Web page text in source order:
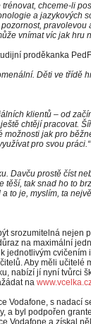
chceme-li
a jazykových
pravolevou
vnímat víc jak hru
proděkanka
Děti ve třídě
klientů – od
chtějí pracovat.
jak pro
pro svou práci.“
Davču prostě číst
těší, tak snad ho to
to je, myslím, ta
srozumitelná nejen
na maximální
jednotlivým cvičením
Aby měli učitelé
nabízí jí nyní tvůrci
na
Vodafone, s nadací
a byl podpořen
Vodafone a získal